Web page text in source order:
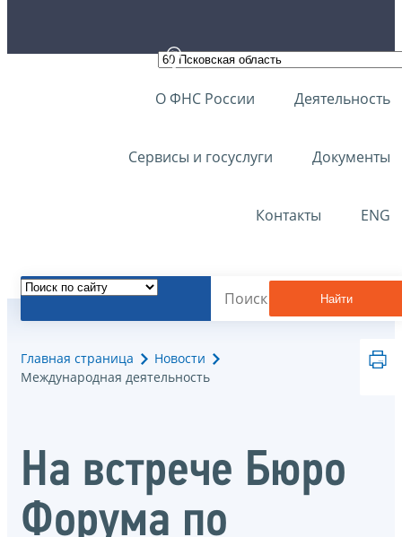
О ФНС России Деятельность
Сервисы и госуслуги Документы
Контакты ENG
Найти
Главная страница
Новости
Международная деятельность
На встрече Бюро
Форума по